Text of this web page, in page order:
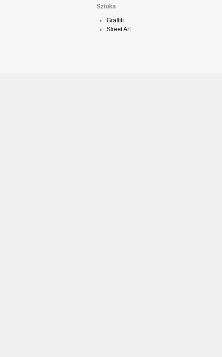
Sztuka
Graffiti
Street Art